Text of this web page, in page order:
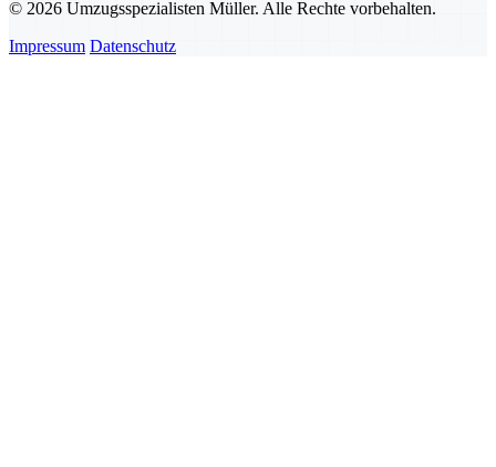
© 2026 Umzugsspezialisten Müller. Alle Rechte vorbehalten.
Impressum Datenschutz